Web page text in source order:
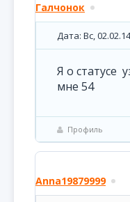
Галчонок
Дата: Вс,
Я о статусе
мне 54
Профиль
Anna19879999